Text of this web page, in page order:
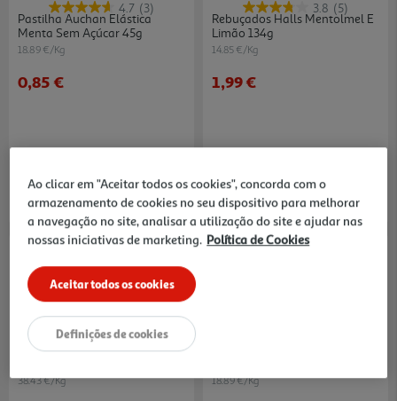
4.7 (3)
Pastilha Auchan Elástica
Menta Sem Açúcar 45g
18.89 €/Kg
0,85 €
3.8 (5)
Rebuçados Halls Mentolmel E
Limão 134g
14.85 €/Kg
1,99 €
4.5 (4)
Pastilhas Trident Elásticas
38.43 €/Kg 18.89 €/Kg
Ao clicar em "Aceitar todos os cookies", concorda com o
armazenamento de cookies no seu dispositivo para melhorar
a navegação no site, analisar a utilização do site e ajudar nas
nossas iniciativas de marketing. Política de Cookies
Aceitar todos os cookies
Definições de cookies